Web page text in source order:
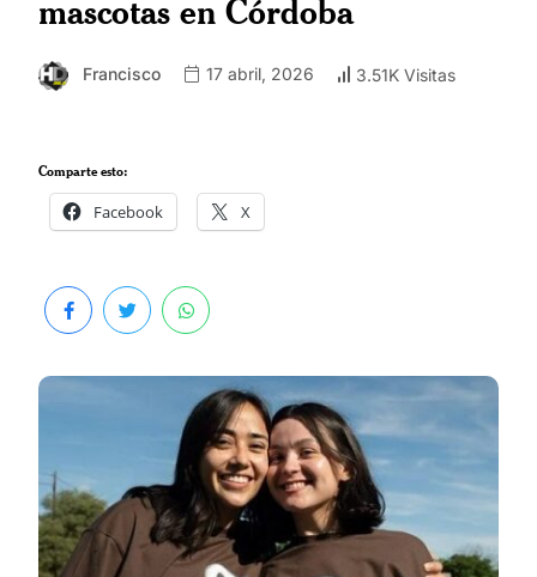
mascotas en Córdoba
Francisco 17 abril, 2026 3.51K Visitas
Comparte esto:
Facebook X